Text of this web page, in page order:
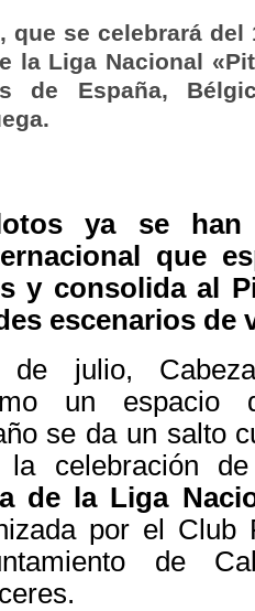
que se celebrará
la Liga Nacional
de España,
ya se
que
y consolida al
escenarios de
de julio,
un espacio
se da un salto
la celebración
de la Liga
por el Club
de